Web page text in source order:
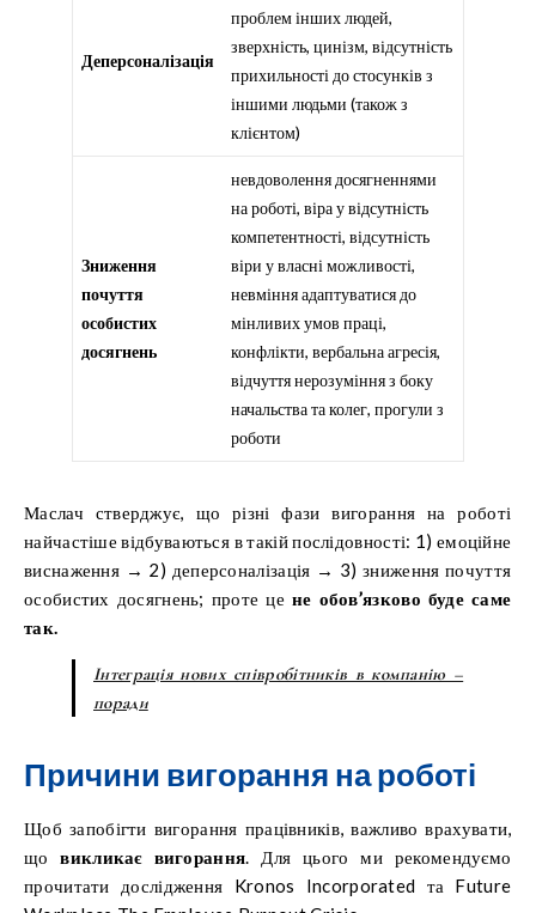
Деперсоналізація
проблем інших людей,
зверхність, цинізм, відсутність
прихильності до стосунків з
іншими людьми (також з
клієнтом)
Зниження
почуття
особистих
досягнень
невдоволення досягненнями
на роботі, віра у відсутність
компетентності, відсутність
віри у власні можливості,
невміння адаптуватися до
мінливих умов праці,
конфлікти, вербальна агресія,
відчуття нерозуміння з боку
начальства та колег, прогули з
роботи
Маслач стверджує, що різні фази вигорання на роботі
найчастіше відбуваються в такій послідовності: 1) емоційне
виснаження → 2) деперсоналізація → 3) зниження почуття
особистих досягнень; проте це не обов’язково буде саме
так.
Інтеграція нових співробітників в компанію –
поради
Причини вигорання на роботі
Щоб запобігти вигорання працівників, важливо врахувати,
що викликає вигорання. Для цього ми рекомендуємо
прочитати дослідження Kronos Incorporated та Future